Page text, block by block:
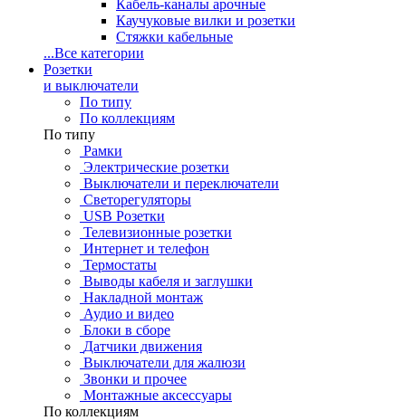
Кабель-каналы арочные
Каучуковые вилки и розетки
Стяжки кабельные
...Все категории
Розетки
и выключатели
По типу
По коллекциям
По типу
Рамки
Электрические розетки
Выключатели и переключатели
Светорегуляторы
USB Розетки
Телевизионные розетки
Интернет и телефон
Термостаты
Выводы кабеля и заглушки
Накладной монтаж
Аудио и видео
Блоки в сборе
Датчики движения
Выключатели для жалюзи
Звонки и прочее
Монтажные аксессуары
По коллекциям